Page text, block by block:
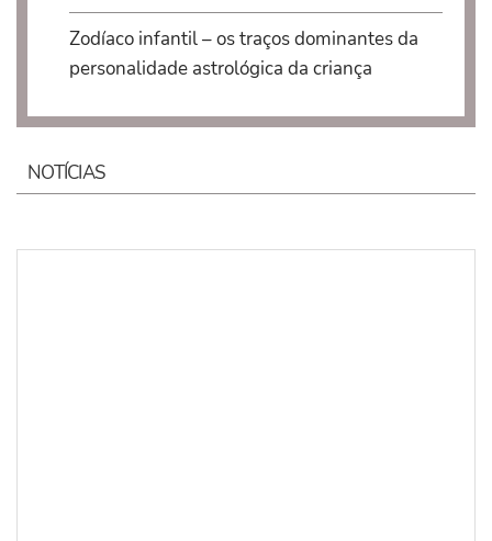
Zodíaco infantil – os traços dominantes da
personalidade astrológica da criança
NOTÍCIAS